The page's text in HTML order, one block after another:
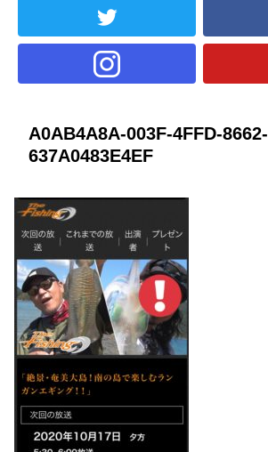
A0AB4A8A-003F-4FFD-8662-
637A0483E4EF